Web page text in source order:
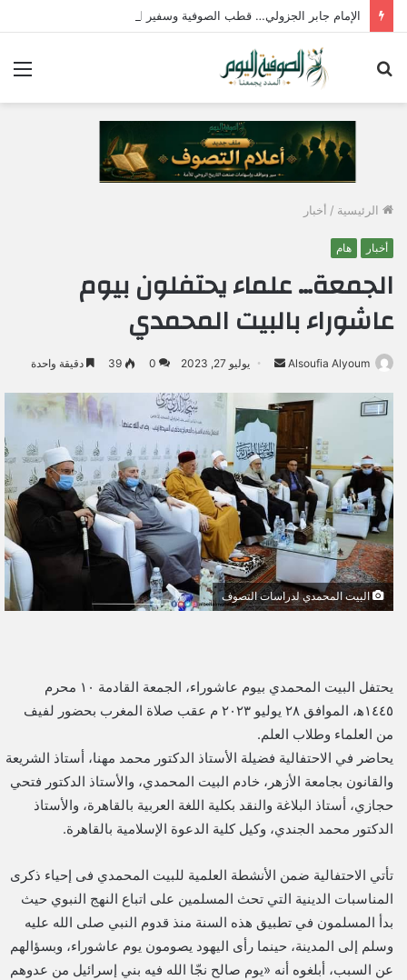
الإمام جابر الجزولي… قطب الصوفية وسفير الحب الإلهي في مصر
الرئيسية / أخبار
أخبار هام
الجمعة… علماء يحتفلون بيوم
عاشوراء بالبيت المحمدي
Alsoufia Alyoum
س
ل
ب
ر
ي
ا
إ
ل
ك
ن
ي
ا
يوليو 27, 2023 0
39 دقيقة واحدة
البيت المحمدي لدراسات التصوف
يحتفل البيت المحمدي بيوم عاشوراء، الجمعة القادمة ١٠ محرم
١٤٤٥ه‍، الموافق ٢٨ يوليو ٢٠٢٣ م عقب صلاة المغرب بحضور لفيف
من العلماء وطلاب العلم.
يحاضر في الاحتفالية فضيلة الأستاذ الدكتور محمد مهنا، أستاذ الشريعة
والقانون بجامعة الأزهر، خادم البيت المحمدي، والأستاذ الدكتور فتحي
حجازي، أستاذ البلاغة والنقد بكلية اللغة العربية بالقاهرة، والأستاذ
الدكتور محمد الجندي، وكيل كلية الدعوة الإسلامية بالقاهرة.
تأتي الاحتفالية ضمن الأنشطة العلمية للبيت المحمدي فى إحياء ذكرى
المناسبات الدينية التي تحث المسلمين على اتباع النهج النبوي حيث
بدأ المسلمون في تطبيق هذه السنة منذ قدوم النبي صلى الله عليه
وسلم إلى المدينة، حينما رأى اليهود يصومون يوم عاشوراء، وبسؤالهم
عن السبب، أبلغوه أنه «يوم صالح نجّا الله فيه بني إسرائيل من عدوهم